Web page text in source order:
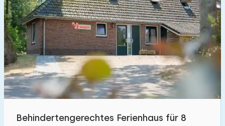
Kindermöbel 8
Eingezäunter Garten 2
Spielgeräte im Garten 3
Hallenbad
Freibad
Kinderanimation
Behindertengerechtes Ferienhaus für 8